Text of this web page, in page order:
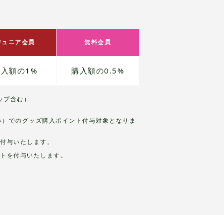
ュニア会員
額の1%
無料会員
購入額の0.5%
含む）
でのグッズ購入ポイント付与対象となりま
与いたします。
を付与いたします。